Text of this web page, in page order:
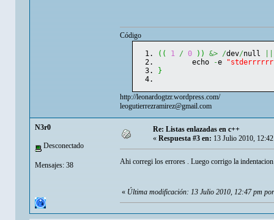
Código
( ( 1 / 0 ) ) &> /dev/null
	echo
-e
}
http://leonardogtzr.wordpress.com/
leogutierrezramirez@gmail.com
N3r0
Desconectado
Mensajes: 38
Re: Listas enlazadas en c++
« Respuesta #3 en: 13 Julio 2010,
Ahi corregi los errores . Luego corrigo la
« Última modificación: 13 Julio 2010, 12:47 pm